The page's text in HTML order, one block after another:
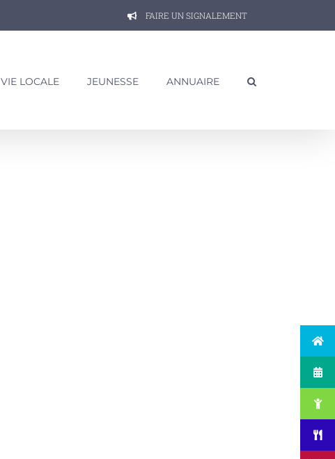
FAIRE UN SIGNALEMENT
VIE LOCALE JEUNESSE ANNUAIRE